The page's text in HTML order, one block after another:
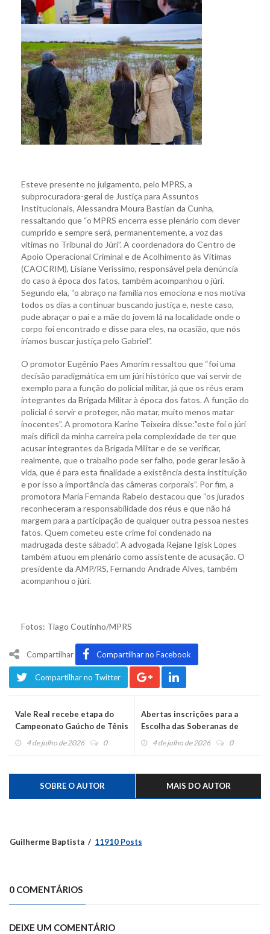
Esteve presente no julgamento, pelo MPRS, a
subprocuradora-geral de Justiça para Assuntos
Institucionais, Alessandra Moura Bastian da Cunha,
ressaltando que “o MPRS encerra esse plenário com dever
cumprido e sempre será, permanentemente, a voz das
vítimas no Tribunal do Júri”. A coordenadora do Centro de
Apoio Operacional Criminal e de Acolhimento às Vítimas
(CAOCRIM), Lisiane Veríssimo, responsável pela denúncia
do caso à época dos fatos, também acompanhou o júri.
Segundo ela, “o abraço na família nos emociona e nos motiva
todos os dias a continuar buscando justiça e, neste caso,
pude abraçar o pai e a mãe do jovem lá na localidade onde o
corpo foi encontrado e disse para eles, na ocasião, que nós
iríamos buscar justiça pelo Gabriel”.
O promotor Eugênio Paes Amorim ressaltou que “foi uma
decisão paradigmática em um júri histórico que vai servir de
exemplo para a função do policial militar, já que os réus eram
integrantes da Brigada Militar à época dos fatos. A função do
policial é servir e proteger, não matar, muito menos matar
inocentes”. A promotora Karine Teixeira disse:”este foi o júri
mais difícil da minha carreira pela complexidade de ter que
acusar integrantes da Brigada Militar e de se verificar,
realmente, que o trabalho pode ser falho, pode gerar lesão à
vida, que é para esta finalidade a existência desta instituição
e por isso a importância das câmeras corporais”. Por fim, a
promotora Maria Fernanda Rabelo destacou que “os jurados
reconheceram a responsabilidade dos réus e que não há
margem para a participação de qualquer outra pessoa nestes
fatos. Quem cometeu este crime foi condenado na
madrugada deste sábado”. A advogada Rejane Igisk Lopes
também atuou em plenário como assistente de acusação. O
presidente da AMP/RS, Fernando Andrade Alves, também
acompanhou o júri.
Fotos: Tiago Coutinho/MPRS
Compartilhar Compartilhar no Facebook
Compartilhar no Twitter
Vale Real recebe etapa do
Campeonato Gaúcho de Tênis
de Mesa neste fim de semana
4 de julho de 2026 0
Abertas inscrições para a
Escolha das Soberanas de
Harmonia
4 de julho de 2026 0
SOBRE O AUTOR MAIS DO AUTOR
Guilherme Baptista 11910 Posts
0 COMENTÁRIOS
DEIXE UM COMENTÁRIO